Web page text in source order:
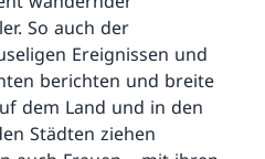
So auch der
Ereignissen und
berichten und breite
dem Land und in den
Städten ziehen